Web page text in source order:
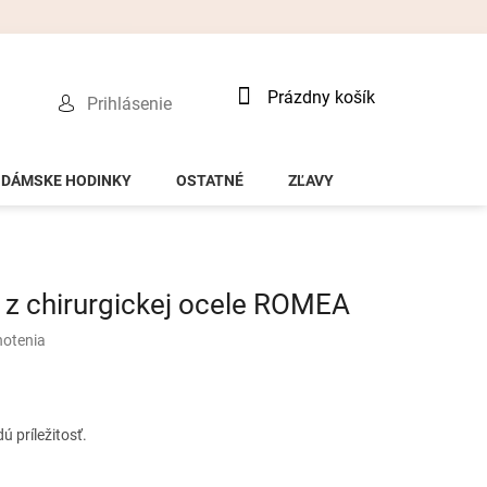
Prihlásenie
Nákupný
Prázdny košík
DÁMSKE HODINKY OSTATNÉ ZĽAVY
chirurgickej ocele ROMEA
príležitosť.